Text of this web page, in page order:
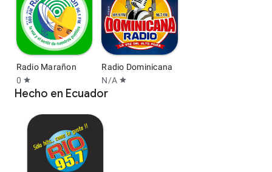
Radio Marañon
0 star
Radio Dominicana
N/A star
Hecho en Ecuador